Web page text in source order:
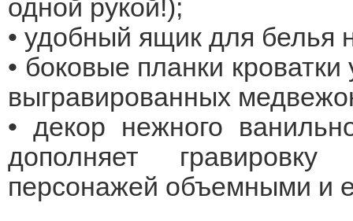
одной рукой!);
• удобный ящик для белья
• боковые планки
выгравированных
• декор нежного
дополняет
персонажей объемными и